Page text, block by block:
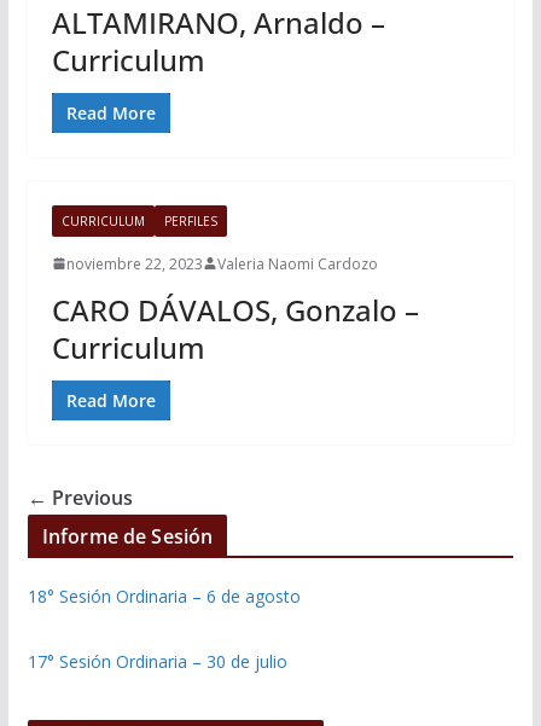
ALTAMIRANO, Arnaldo –
Curriculum
Read More
CURRICULUM PERFILES
noviembre 22, 2023 Valeria Naomi Cardozo
CARO DÁVALOS, Gonzalo –
Curriculum
Read More
← Previous
Informe de Sesión
18° Sesión Ordinaria – 6 de agosto
17° Sesión Ordinaria – 30 de julio